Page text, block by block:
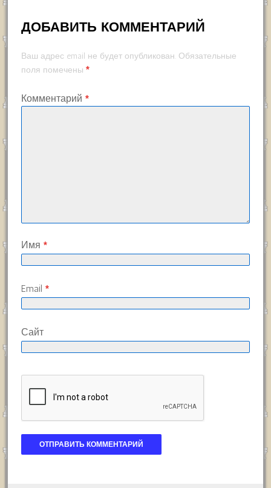
ДОБАВИТЬ КОММЕНТАРИЙ
Ваш адрес email не будет опубликован. Обязательные
поля помечены *
Комментарий *
Имя *
Email *
Сайт